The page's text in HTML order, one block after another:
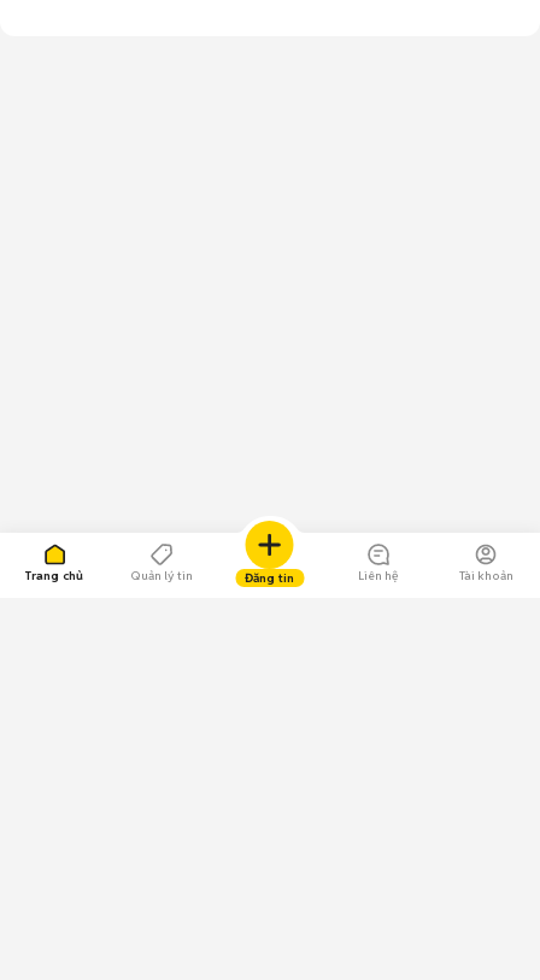
Trang chủ Quản lý tin Đăng tin Liên hệ Tài khoản